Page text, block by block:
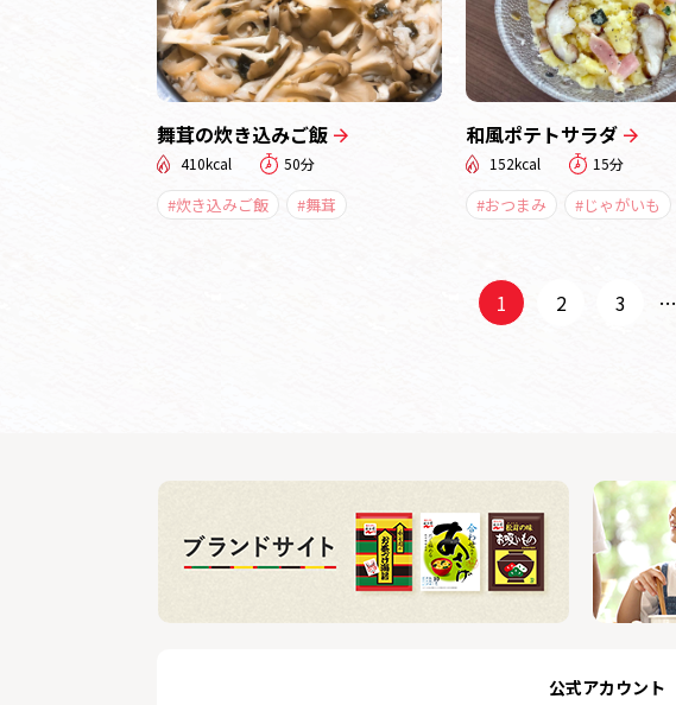
舞茸の炊き込みご飯
410kcal 50分
#炊き込みご飯 #舞茸
和風ポテトサラダ
152kcal 15分
#おつまみ #じゃがいも
1 2 3 …
公式アカウント